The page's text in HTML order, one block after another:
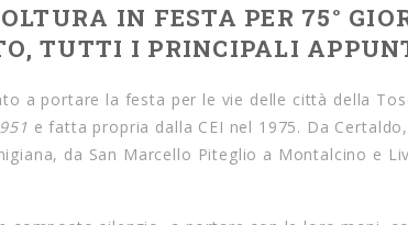
IN FESTA PER 75°
TUTTI I PRINCIPALI
a portare la festa per le vie delle città della
e fatta propria dalla CEI nel 1975. Da
da San Marcello Piteglio a Montalcino e